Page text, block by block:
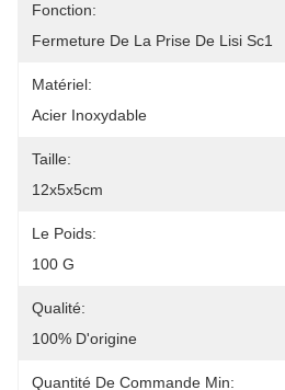
Fonction:
Fermeture De La Prise De Lisi Sc1
Matériel:
Acier Inoxydable
Taille:
12x5x5cm
Le Poids:
100 G
Qualité:
100% D'origine
Quantité De Commande Min: